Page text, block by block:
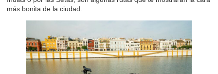
más bonita de la ciudad.